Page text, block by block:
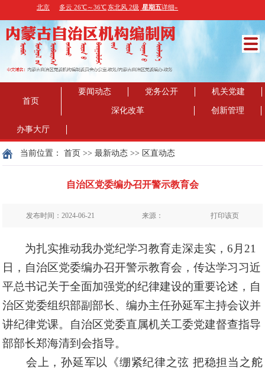
首页
要闻动态 党务公开 机关党建
深化改革 创新管理
办事大厅
当前位置：首页 >>最新动态 >> 区直动态
自治区党委编办召开警示教育会
发布时间：2024-06-21 来源： 打印该页
为扎实推动我办党纪学习教育走深走实，6月21
日，自治区党委编办召开警示教育会，传达学习习近
平总书记关于全面加强党的纪律建设的重要论述，自
治区党委组织部副部长、编办主任孙延军主持会议并
讲纪律党课。自治区党委直属机关工委党建督查指导
部部长郑海清到会指导。
会上，孙延军以《绷紧纪律之弦 把稳担当之舵